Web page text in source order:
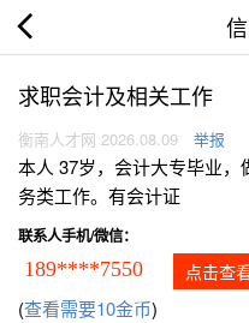
求职会计及相关工作
衡南人才网 2026.08.09 举报
本人 37岁，会计大专毕业
务类工作。有会计证
联系人手机/微信：
189****7550 点击查
(查看需要10金币)